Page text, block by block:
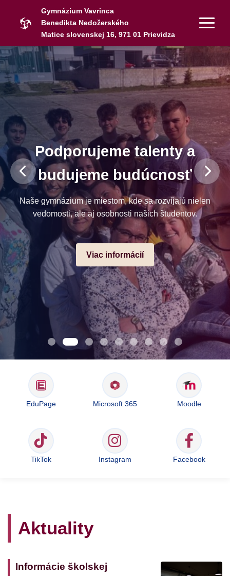
Gymnázium Vavrinca
Benedikta Nedožerského
Matice slovenskej 16, 971 01 Prievidza
Podporujeme talenty a
budujeme budúcnosť
Naše gymnázium je miestom, kde sa rozvíjajú nielen
vedomosti, ale aj osobnosti našich študentov.
Viac informácií
EduPage Microsoft 365 Moodle
TikTok Instagram Facebook
Aktuality
Informácie školskej